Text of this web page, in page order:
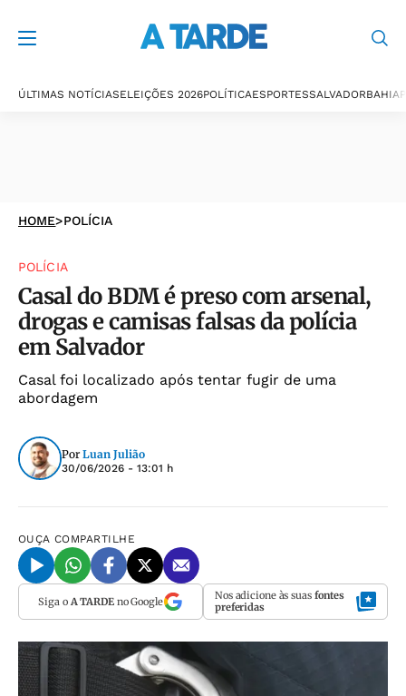
ÚLTIMAS NOTÍCIASELEIÇÕES 2026POLÍTICAESPORTESSALVADORBAHIA
HOME>POLÍCIA
POLÍCIA
Casal do BDM é preso com arsenal,
drogas e camisas falsas da polícia
em Salvador
Casal foi localizado após tentar fugir de uma
abordagem
Por Luan Julião
30/06/2026 - 13:01 h
OUÇA COMPARTILHE
Siga o A TARDEno Google Nos adicione às suas fontes
preferidas